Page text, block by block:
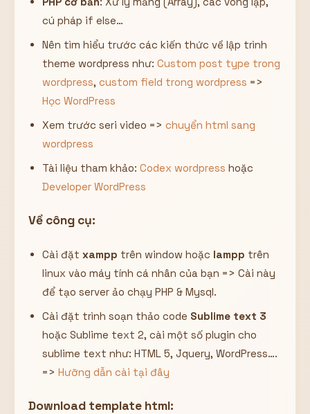
cú pháp if else…
Nên tìm hiểu trước các kiến thức về lập trình
theme wordpress như: Custom post type trong
wordpress, custom field trong wordpress =>
Học WordPress
Xem trước seri video => chuyển html sang
wordpress
Tài liệu tham khảo: Codex wordpress hoặc
Developer WordPress
Về công cụ:
Cài đặt xampp trên window hoặc lampp trên
linux vào máy tính cá nhân của bạn => Cài này
để tạo server ảo chạy PHP & Mysql.
Cài đặt trình soạn thảo code Sublime text 3
hoặc Sublime text 2, cài một số plugin cho
sublime text như: HTML 5, Jquery, WordPress….
=> Hưỡng dẫn cài tại đây
Download template html: